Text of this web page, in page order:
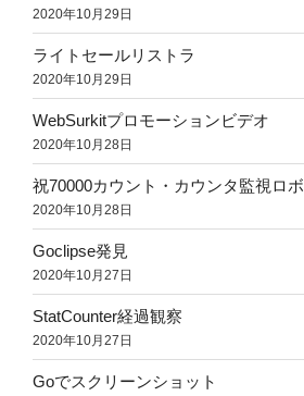
2020年10月29日
ライトセールリストラ
2020年10月29日
WebSurkitプロモーションビデオ
2020年10月28日
祝70000カウント・カウンタ監視ロボ
2020年10月28日
Goclipse発見
2020年10月27日
StatCounter経過観察
2020年10月27日
Goでスクリーンショット